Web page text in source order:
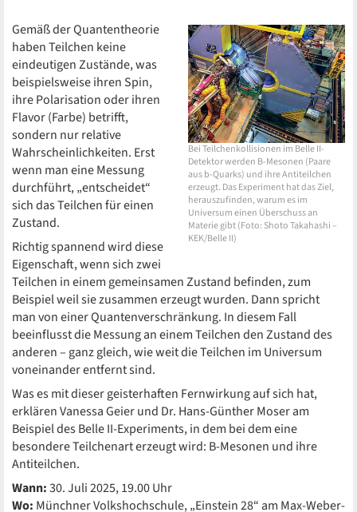
Bei Teilchenkollisionen im Belle II-
Detektor werden B-Mesonen (Paare
aus b-Quarks) und ihre Antiteilchen
erzeugt. Das Experiment hat das Ziel,
herauszufinden, warum es im
Universum einen Überschuss an
Materie gibt (Foto: Shoto Takahashi –
KEK/Belle II)
Gemäß der Quantentheorie
haben Teilchen keine
eindeutigen Zustände, was
beispielsweise ihren Spin,
ihre Polarisation oder ihren
Flavor (Farbe) betrifft,
sondern nur relative
Wahrscheinlichkeiten. Erst
wenn man eine Messung
durchführt, „entscheidet“
sich das Teilchen für einen
Zustand.
Richtig spannend wird diese
Eigenschaft, wenn sich zwei
Teilchen in einem gemeinsamen Zustand befinden, zum
Beispiel weil sie zusammen erzeugt wurden. Dann spricht
man von einer Quantenverschränkung. In diesem Fall
beeinflusst die Messung an einem Teilchen den Zustand des
anderen – ganz gleich, wie weit die Teilchen im Universum
voneinander entfernt sind.
Was es mit dieser geisterhaften Fernwirkung auf sich hat,
erklären Vanessa Geier und Dr. Hans-Günther Moser am
Beispiel des Belle II-Experiments, in dem bei dem eine
besondere Teilchenart erzeugt wird: B-Mesonen und ihre
Antiteilchen.
Wann:30. Juli 2025, 19.00 Uhr
Wo: Münchner Volkshochschule, „Einstein 28“ am Max-Weber-